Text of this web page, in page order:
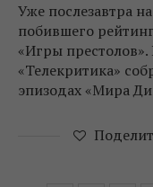
Уже послезавтра
побившего
«Игры
«Телекритика»
эпизодах «Мира